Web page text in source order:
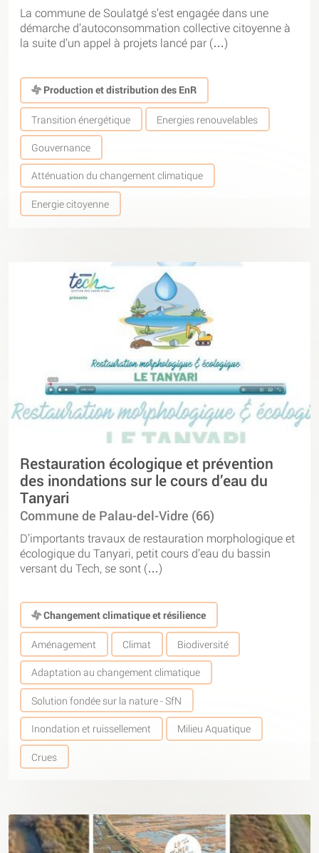
La commune de Soulatgé s’est engagée dans une
démarche d’autoconsommation collective citoyenne à
la suite d’un appel à projets lancé par (…)
Production et distribution des EnR
Transition énergétique Energies renouvelables
Gouvernance
Atténuation du changement climatique
Energie citoyenne
Restauration écologique et prévention
des inondations sur le cours d’eau du
Tanyari
Commune de Palau-del-Vidre (66)
D’importants travaux de restauration morphologique et
écologique du Tanyari, petit cours d’eau du bassin
versant du Tech, se sont (…)
Changement climatique et résilience
Aménagement Climat Biodiversité
Adaptation au changement climatique
Solution fondée sur la nature - SfN
Inondation et ruissellement Milieu Aquatique
Crues